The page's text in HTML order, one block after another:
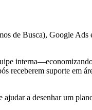
de Busca), Google Ads
receberem suporte em
a desenhar um